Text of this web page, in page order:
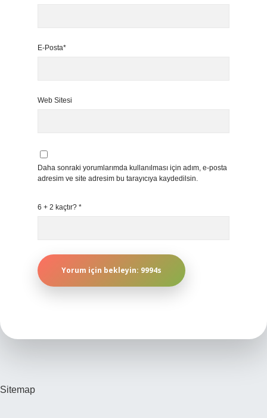
E-Posta*
Web Sitesi
Daha sonraki yorumlarımda kullanılması için adım, e-posta
adresim ve site adresim bu tarayıcıya kaydedilsin.
6 + 2 kaçtır? *
Sitemap